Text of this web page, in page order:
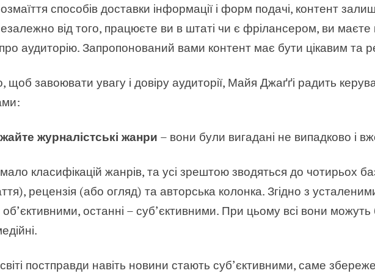
способів доставки інформації і форм подачі, контент
від того, працюєте ви в штаті чи є фрілансером, ви маєте
аудиторію. Запропонований вами контент має бути цікавим та
щоб завоювати увагу і довіру аудиторії, Майя Джаґґі радить
журналістські жанри – вони були вигадані не випадково і
класифікацій жанрів, та усі зрештою зводяться до чотирьох
рецензія (або огляд) та авторська колонка. Згідно з
останні – суб’єктивними. При цьому всі вони можуть
постправди навіть новини стають суб’єктивними, саме